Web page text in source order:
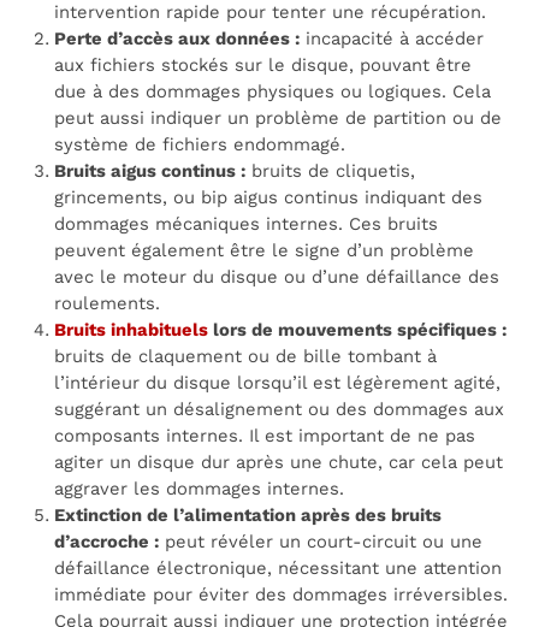
intervention rapide pour tenter une récupération.
Perte d’accès aux données : incapacité à accéder
aux fichiers stockés sur le disque, pouvant être
due à des dommages physiques ou logiques. Cela
peut aussi indiquer un problème de partition ou de
système de fichiers endommagé.
Bruits aigus continus : bruits de cliquetis,
grincements, ou bip aigus continus indiquant des
dommages mécaniques internes. Ces bruits
peuvent également être le signe d’un problème
avec le moteur du disque ou d’une défaillance des
roulements.
Bruits inhabituels lors de mouvements spécifiques :
bruits de claquement ou de bille tombant à
l’intérieur du disque lorsqu’il est légèrement agité,
suggérant un désalignement ou des dommages aux
composants internes. Il est important de ne pas
agiter un disque dur après une chute, car cela peut
aggraver les dommages internes.
Extinction de l’alimentation après des bruits
d’accroche : peut révéler un court-circuit ou une
défaillance électronique, nécessitant une attention
immédiate pour éviter des dommages irréversibles.
Cela pourrait aussi indiquer une protection intégrée